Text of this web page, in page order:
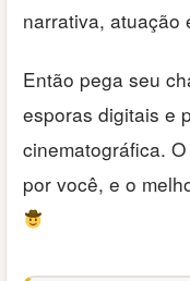
narrativa, atuação
Então pega seu
esporas digitais e
cinematográfica.
por você, e o